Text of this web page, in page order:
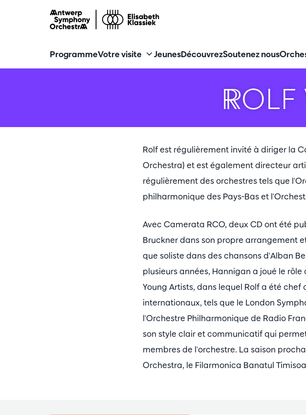
ProgrammeVotre visite JeunesDécouvrezSoutenez nous
ROLF
Rolf est régulièrement invité à diriger la
Orchestra) et est également directeur
régulièrement des orchestres tels que
philharmonique des Pays-Bas et
Avec Camerata RCO, deux CD ont été
Bruckner dans son propre arrangement
que soliste dans des chansons d'Alban
plusieurs années, Hannigan a joué le
Young Artists, dans lequel Rolf a été
internationaux, tels que le London
l'Orchestre Philharmonique de Radio
son style clair et communicatif qui
membres de l'orchestre. La saison
Orchestra, le Filarmonica Banatul